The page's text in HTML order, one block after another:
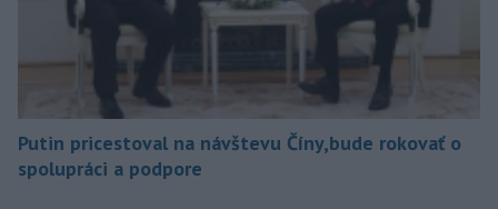
Putin pricestoval na návštevu Číny,bude rokovať o
spolupráci a podpore